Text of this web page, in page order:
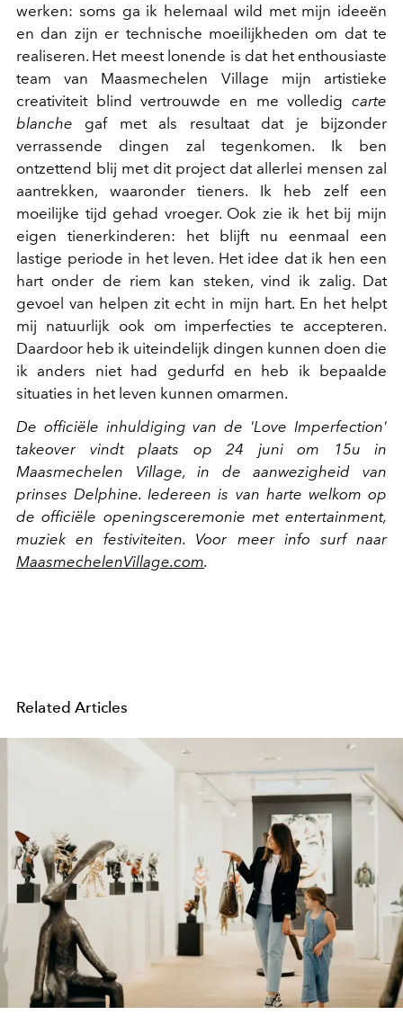
werken: soms ga ik helemaal wild met mijn ideeën
en dan zijn er technische moeilijkheden om dat te
realiseren. Het meest lonende is dat het enthousiaste
team van Maasmechelen Village mijn artistieke
creativiteit blind vertrouwde en me volledig carte
blanche gaf met als resultaat dat je bijzonder
verrassende dingen zal tegenkomen. Ik ben
ontzettend blij met dit project dat allerlei mensen zal
aantrekken, waaronder tieners. Ik heb zelf een
moeilijke tijd gehad vroeger. Ook zie ik het bij mijn
eigen tienerkinderen: het blijft nu eenmaal een
lastige periode in het leven. Het idee dat ik hen een
hart onder de riem kan steken, vind ik zalig. Dat
gevoel van helpen zit echt in mijn hart. En het helpt
mij natuurlijk ook om imperfecties te accepteren.
Daardoor heb ik uiteindelijk dingen kunnen doen die
ik anders niet had gedurfd en heb ik bepaalde
situaties in het leven kunnen omarmen.
De officiële inhuldiging van de 'Love Imperfection'
takeover vindt plaats op 24 juni om 15u in
Maasmechelen Village, in de aanwezigheid van
prinses Delphine. Iedereen is van harte welkom op
de officiële openingsceremonie met entertainment,
muziek en festiviteiten. Voor meer info surf naar
MaasmechelenVillage.com.
Related Articles